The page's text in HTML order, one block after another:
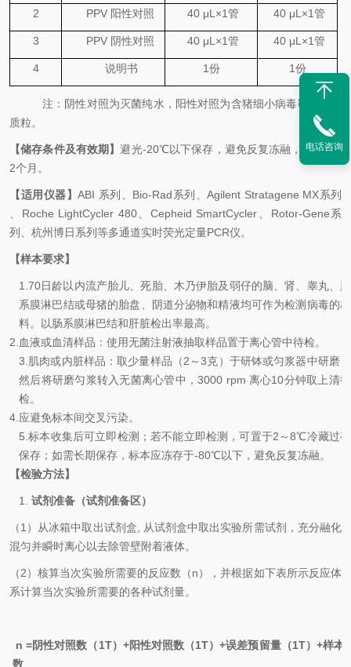
2 PPV 阳性对照 40 μL×1管 40 μL×1管
3 PPV 阴性对照 40 μL×1管 40 μL×1管
4 说明书 1份 1份
注：阴性对照为灭菌纯水 ，阳性对照为含猪细小病毒靶基因的
质粒。
【储存条件及有效期】避光-20℃以下保存，避免反复冻融，有效期1
2个月。
【适用仪器】 ABI 系列、 Bio-Rad系列、 Agilent Stratagene MX系列
Roche LightCycler 480、 Cepheid SmartCycler Rotor-Gene系
列、杭州博日系列等多通道实时荧光定量PCR仪。
【样本要求】
1.70日龄以内流产胎儿、死胎、木乃伊胎及弱仔的脑、肾、 睾丸、肠
系膜淋巴结或母猪的胎盘、阴道分泌物和精液均可作为检测病毒的材
料。以肠系膜淋巴结和肝脏检出率最高。
2. 血液或血清样品：使用无菌注射液抽取样品置于离心管中待检。
3. 肌肉或内脏样品：取少量样品（2 ～3克）于研钵或匀浆器中研磨，
然后将研磨匀浆转入无菌离心管中，3000 rpm 离心10分钟取上清待
检。
4. 应避免标本间交叉污染。
5. 标本收集后可立即检测； 若不能立即检测，可置于2 ～8℃冷藏过夜
保存；如需长期保存，标本应冻存于-80℃以下，避免反复冻融。
【检验方法】
1. 试剂准备（试剂准备区）
（1 ）从冰箱中取出试剂盒 从试剂盒中取出实验所需试剂 ， 充分融化
混匀并瞬时离心以去除管壁附着液体。
（2）核算当次实验所需要的反应数（n），并根据如下表所示反应体
系计算当次实验所需要的各种试剂量。
n =阴性对照数（1T） +阳性对照数（1T）+误差预留量（1T） +样本
数
电话咨询